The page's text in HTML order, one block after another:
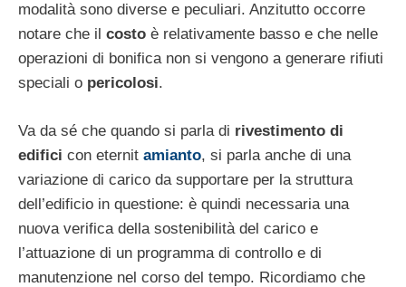
modalità sono diverse e peculiari. Anzitutto occorre
notare che il costo è relativamente basso e che nelle
operazioni di bonifica non si vengono a generare rifiuti
speciali o pericolosi.
Va da sé che quando si parla di rivestimento di
edifici con eternit amianto, si parla anche di una
variazione di carico da supportare per la struttura
dell’edificio in questione: è quindi necessaria una
nuova verifica della sostenibilità del carico e
l’attuazione di un programma di controllo e di
manutenzione nel corso del tempo. Ricordiamo che